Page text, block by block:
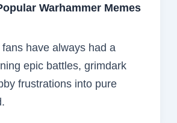
Warhammer Memes
have always had a
epic battles, grimdark
frustrations into pure